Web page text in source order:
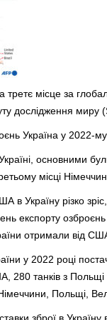
місце за
дослідження
Україна у 2022-
основними
місці
в Україну різко
експорту
отримали від
у 2022 році
280 танків з
Польщі,
зброї в